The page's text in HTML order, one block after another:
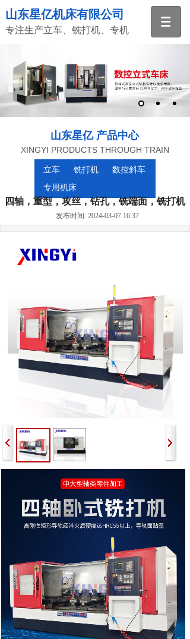
山东星亿机床有限公司
专注生产立车、铣打机、专机
山东星亿 产品中心
XINGYI PRODUCTS THROUGH TRAIN
立车 铣打机
数控斜车
专用机床
四轴，重型，攻丝，钻孔，铣端面，铣打机
发布时间: 2024-03-07 16:37